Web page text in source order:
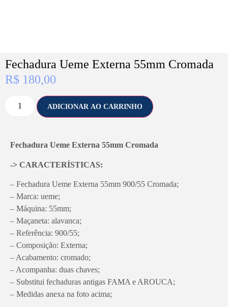
Fechadura Ueme Externa 55mm Cromada
R$ 180,00
ADICIONAR AO CARRINHO
Fechadura Ueme Externa 55mm Cromada
-> CARACTERÍSTICAS:
– Fechadura Ueme Externa 55mm 900/55 Cromada;
– Marca: ueme;
– Máquina: 55mm;
– Maçaneta: alavanca;
– Referência: 900/55;
– Composição: Externa;
– Acabamento: cromado;
– Acompanha: duas chaves;
– Substitui fechaduras antigas FAMA e AROUCA;
– Medidas anexa na foto acima;